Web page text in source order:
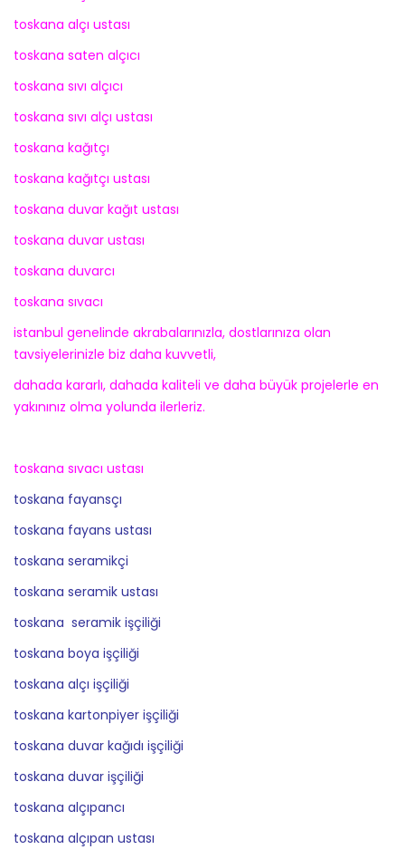
toskana alçı ustası
toskana saten alçıcı
toskana sıvı alçıcı
toskana sıvı alçı ustası
toskana kağıtçı
toskana kağıtçı ustası
toskana duvar kağıt ustası
toskana duvar ustası
toskana duvarcı
toskana sıvacı
istanbul genelinde akrabalarınızla, dostlarınıza olan
tavsiyelerinizle biz daha kuvvetli,
dahada kararlı, dahada kaliteli ve daha büyük projelerle en
yakınınız olma yolunda ilerleriz.
toskana sıvacı ustası
toskana fayansçı
toskana fayans ustası
toskana seramikçi
toskana seramik ustası
toskana seramik işçiliği
toskana boya işçiliği
toskana alçı işçiliği
toskana kartonpiyer işçiliği
toskana duvar kağıdı işçiliği
toskana duvar işçiliği
toskana alçıpancı
toskana alçıpan ustası